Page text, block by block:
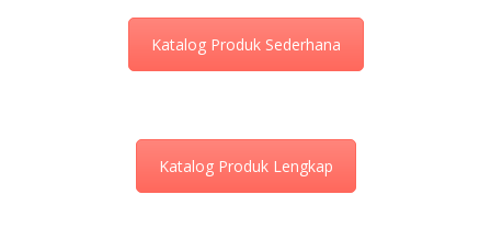
Katalog Produk Sederhana
Katalog Produk Lengkap